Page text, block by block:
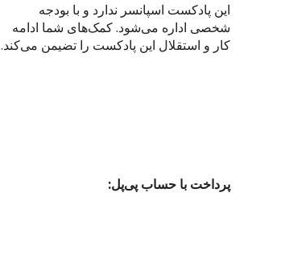
این پادکست اسپانسر ندارد و با بودجه
شخصی اداره می‌شود. کمک‌های شما ادامه
کار و استقلال این پادکست را تضیمن می‌‌کند.
پرداخت با حساب پی‌پل: